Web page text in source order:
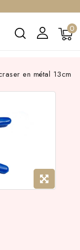
0
en métal 13cm